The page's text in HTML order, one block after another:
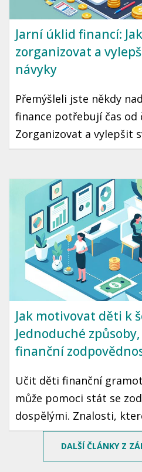
Jarní úklid financí:
zorganizovat a
návyky
Přemýšleli jste někdy
finance potřebují čas od
Zorganizovat a vylepšit
krok, který může vést k
jednoduše a prakticky.
Jak motivovat děti k
Jednoduché
finanční
Učit děti finanční
může pomoci stát se
dospělými. Znalosti,
mohou sloužit po celý
jak motivovat děti k
DALŠÍ ČLÁNKY Z